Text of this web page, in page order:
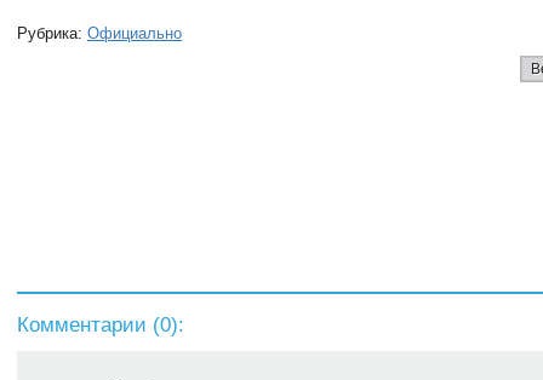
Рубрика: Официально
Комментарии (0):